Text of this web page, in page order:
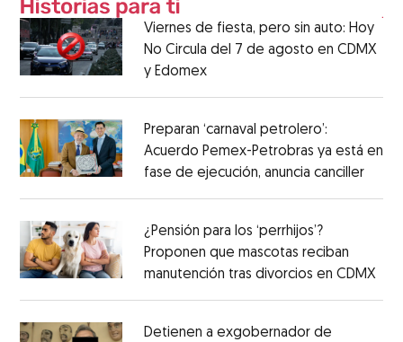
Viernes de fiesta, pero sin auto: Hoy
No Circula del 7 de agosto en CDMX
y Edomex
Preparan ‘carnaval petrolero’:
Acuerdo Pemex-Petrobras ya está en
fase de ejecución, anuncia canciller
¿Pensión para los ‘perrhijos’?
Proponen que mascotas reciban
manutención tras divorcios en CDMX
Detienen a exgobernador de